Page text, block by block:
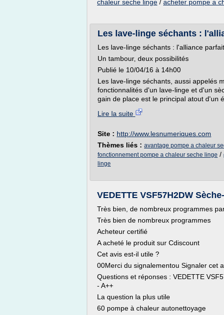
chaleur seche linge / acheter pompe a
Les lave-linge séchants :
Les lave-linge séchants : l'alliance
Un tambour, deux possibilités
Publié le 10/04/16 à 14h00
Les lave-linge séchants, aussi appelés
fonctionnalités d'un lave-linge et d'un
gain de place est le principal atout d'un
Lire la suite
Site : http://www.lesnumeriques.com
Thèmes liés : avantage pompe a chaleur
fonctionnement pompe a chaleur seche linge /
linge
VEDETTE VSF57H2DW
Très bien, de nombreux programmes
Très bien de nombreux programmes
Acheteur certifié
A acheté le produit sur Cdiscount
Cet avis est-il utile ?
00Merci du signalementou Signaler cet
Questions et réponses : VEDETTE
- A++
La question la plus utile
60 pompe à chaleur autonettoyage